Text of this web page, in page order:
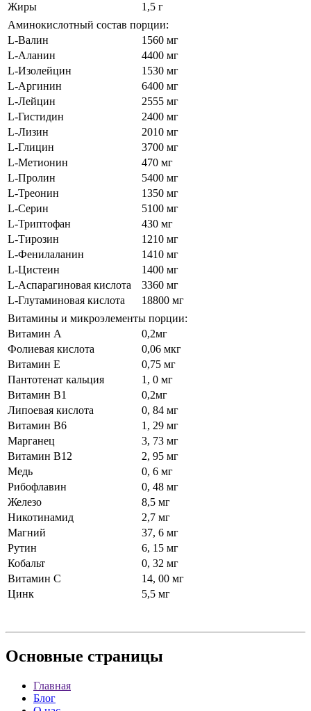
Жиры
1,5 г
Аминокислотный состав порции:
L-Валин
1560 мг
L-Аланин
4400 мг
L-Изолейцин
1530 мг
L-Аргинин
6400 мг
L-Лейцин
2555 мг
L-Гистидин
2400 мг
L-Лизин
2010 мг
L-Глицин
3700 мг
L-Метионин
470 мг
L-Пролин
5400 мг
L-Треонин
1350 мг
L-Серин
5100 мг
L-Триптофан
430 мг
L-Тирозин
1210 мг
L-Фенилаланин
1410 мг
L-Цистеин
1400 мг
L-Аспарагиновая кислота
3360 мг
L-Глутаминовая кислота
18800 мг
Витамины и микроэлементы порции:
Витамин А
0,2мг
Фолиевая кислота
0,06 мкг
Витамин Е
0,75 мг
Пантотенат кальция
1, 0 мг
Витамин В1
0,2мг
Липоевая кислота
0, 84 мг
Витамин В6
1, 29 мг
Марганец
3, 73 мг
Витамин В12
2, 95 мг
Медь
0, 6 мг
Рибофлавин
0, 48 мг
Железо
8,5 мг
Никотинамид
2,7 мг
Магний
37, 6 мг
Рутин
6, 15 мг
Кобальт
0, 32 мг
Витамин С
14, 00 мг
Цинк
5,5 мг
Основные страницы
Главная
Блог